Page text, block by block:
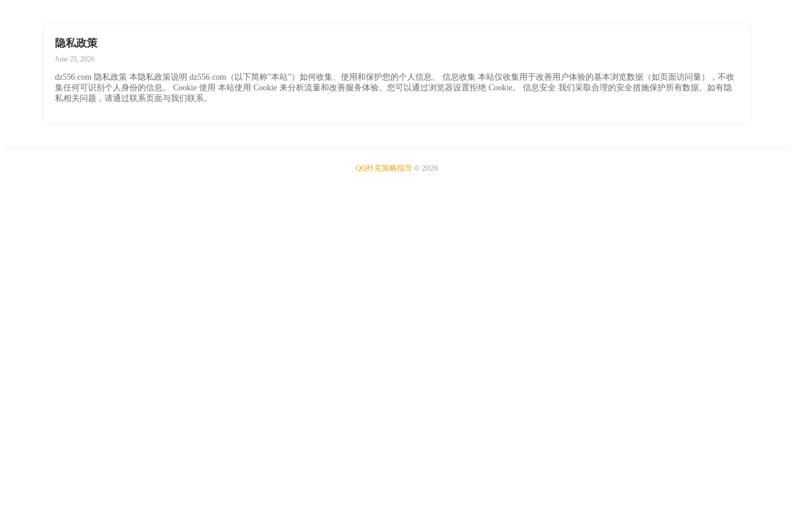
隐私政策
June 25, 2026
dz556.com 隐私政策 本隐私政策说明 dz556.com（以下简称”本站”）如何收集、使用和保护您的个人信息。 信息收集 本站仅收集用于改善用户体验的基本浏览数据（如页面访问量），不收
集任何可识别个人身份的信息。 Cookie 使用 本站使用 Cookie 来分析流量和改善服务体验。您可以通过浏览器设置拒绝 Cookie。 信息安全 我们采取合理的安全措施保护所有数据。如有隐
私相关问题，请通过联系页面与我们联系。
QQ扑克策略指导 © 2026